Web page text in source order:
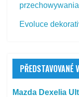
Evoluce
PŘEDSTAVOVANÉ
Mazda Dexelia